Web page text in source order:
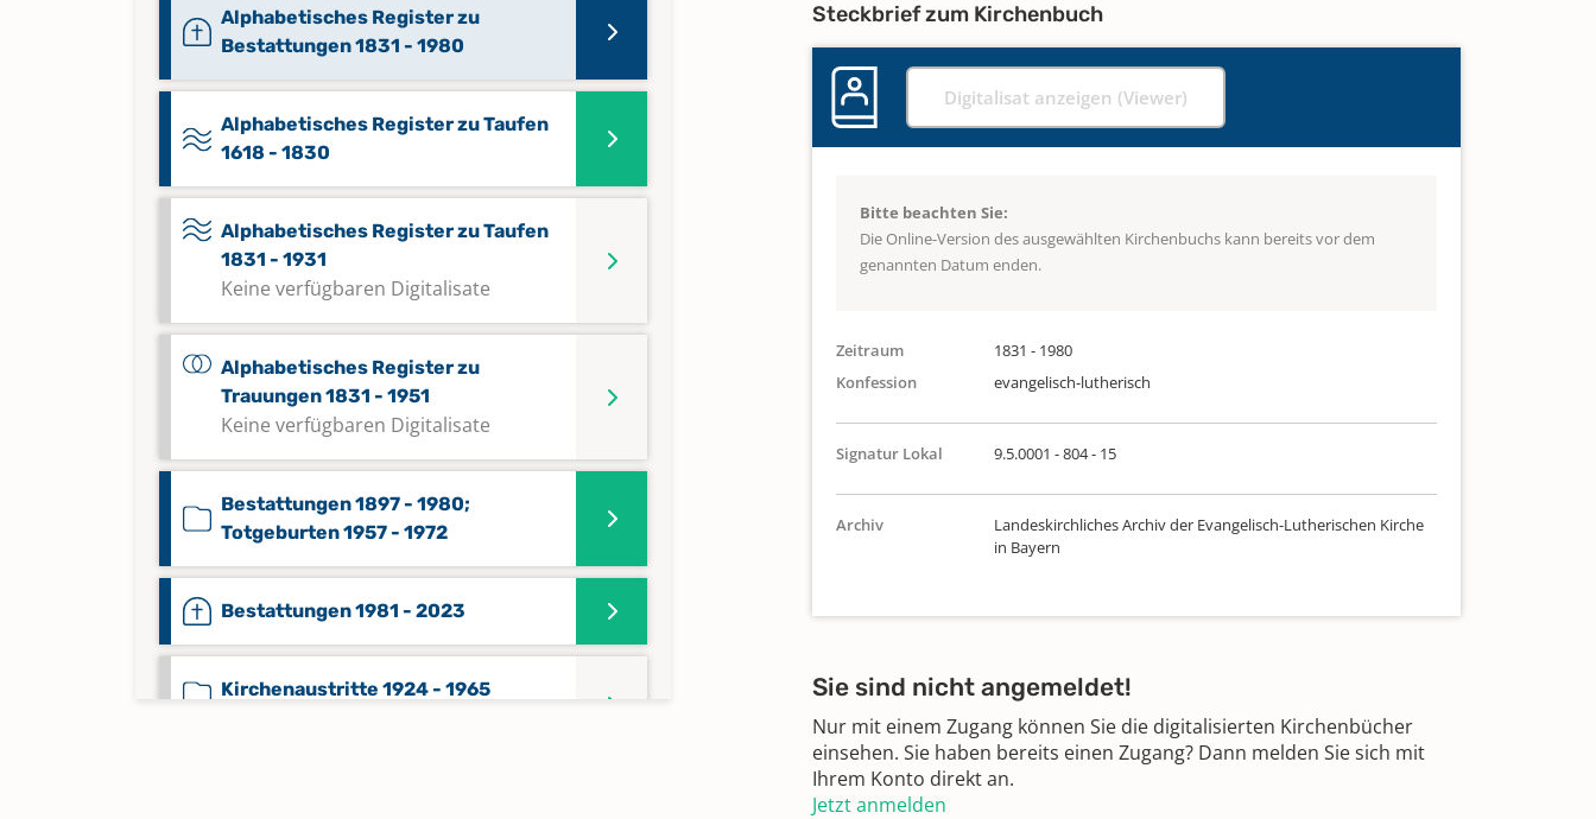
Alphabetisches Register zu
Bestattungen 1831 - 1980
Alphabetisches Register zu Taufen
1618 - 1830
Alphabetisches Register zu Taufen
1831 - 1931
Keine verfügbaren Digitalisate
Alphabetisches Register zu
Trauungen 1831 - 1951
Keine verfügbaren Digitalisate
Bestattungen 1897 - 1980;
Totgeburten 1957 - 1972
Bestattungen 1981 - 2023
Kirchenaustritte 1924 - 1965
Steckbrief zum Kirchenbuch
Digitalisat anzeigen (Viewer)
Bitte beachten Sie:
Die Online-Version des ausgewählten Kirchenbuchs kann bereits vor dem
genannten Datum enden.
Zeitraum
1831 - 1980
Konfession
evangelisch-lutherisch
Signatur Lokal 9.5.0001 - 804 - 15
Archiv
Landeskirchliches Archiv der Evangelisch-Lutherischen Kirche
in Bayern
Sie sind nicht angemeldet!
Nur mit einem Zugang können Sie die digitalisierten Kirchenbücher
einsehen. Sie haben bereits einen Zugang? Dann melden Sie sich mit
Ihrem Konto direkt an.
Jetzt anmelden